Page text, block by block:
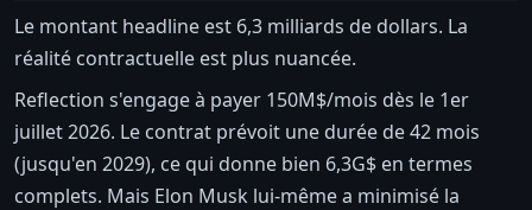
Le montant headline est 6,3 milliards de dollars. La
réalité contractuelle est plus nuancée.
Reflection s'engage à payer 150M$/mois dès le 1er
juillet 2026. Le contrat prévoit une durée de 42 mois
(jusqu'en 2029), ce qui donne bien 6,3G$ en termes
complets. Mais Elon Musk lui-même a minimisé la